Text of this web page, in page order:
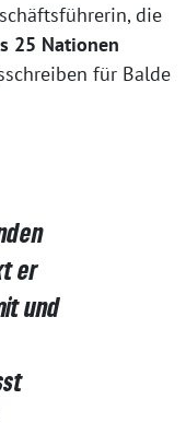
die
25 Nationen
für Balde
er
und